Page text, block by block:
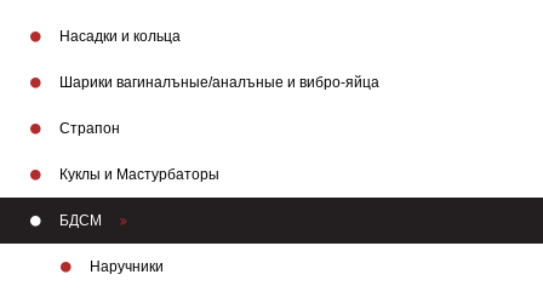
Насадки и кольца
Шарики вагиналъные/аналъные и вибро-яйца
Страпон
Куклы и Мастурбаторы
БДСМ
Наручники